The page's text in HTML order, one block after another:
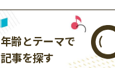
年齢とテーマで
記事を探す